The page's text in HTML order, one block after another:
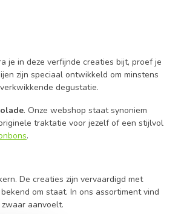
je in deze verfijnde creaties bijt, proef je
zijn speciaal ontwikkeld om minstens
degustatie.
. Onze webshop staat synoniem
traktatie voor jezelf of een stijlvol
.
De creaties zijn vervaardigd met
om staat. In ons assortiment vind
aanvoelt.